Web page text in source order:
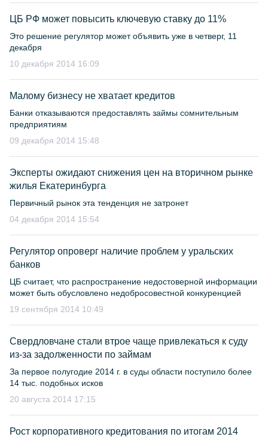
ЦБ РФ может повысить ключевую ставку до 11%
Это решение регулятор может объявить уже в четверг, 11
декабря
10 декабря 2014 16:09
Малому бизнесу не хватает кредитов
Банки отказываются предоставлять займы сомнительным
предприятиям
09 декабря 2014 15:48
Эксперты ожидают снижения цен на вторичном рынке
жилья Екатеринбурга
Первичный рынок эта тенденция не затронет
04 декабря 2014 15:54
Регулятор опроверг наличие проблем у уральских
банков
ЦБ считает, что распространение недостоверной информации
может быть обусловлено недобросовестной конкуренцией
19 сентября 2014 10:49
Свердловчане стали втрое чаще привлекаться к суду
из-за задолженности по займам
За первое полугодие 2014 г. в суды области поступило более
14 тыс. подобных исков
20 августа 2014 17:15
Рост корпоративного кредитования по итогам 2014